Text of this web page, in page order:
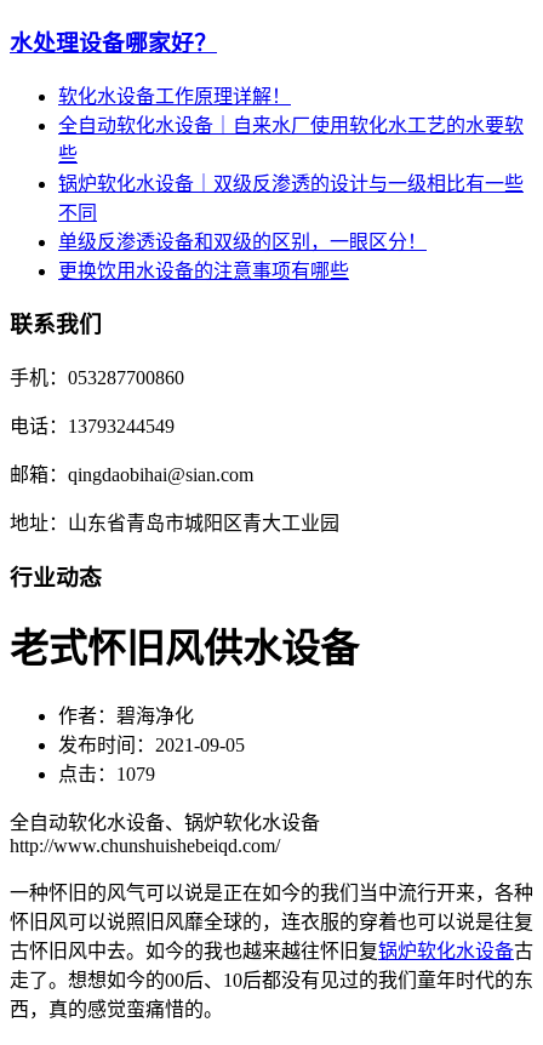
水处理设备哪家好？
软化水设备工作原理详解！
全自动软化水设备｜自来水厂使用软化水工艺的水要软
些
锅炉软化水设备｜双级反渗透的设计与一级相比有一些
不同
单级反渗透设备和双级的区别，一眼区分！
更换饮用水设备的注意事项有哪些
联系我们
手机：053287700860
电话：13793244549
邮箱：qingdaobihai@sian.com
地址：山东省青岛市城阳区青大工业园
行业动态
老式怀旧风供水设备
作者：碧海净化
发布时间：2021-09-05
点击：1079
全自动软化水设备、锅炉软化水设备
http://www.chunshuishebeiqd.com/
一种怀旧的风气可以说是正在如今的我们当中流行开来，各种
怀旧风可以说照旧风靡全球的，连衣服的穿着也可以说是往复
古怀旧风中去。如今的我也越来越往怀旧复锅炉软化水设备古
走了。想想如今的00后、10后都没有见过的我们童年时代的东
西，真的感觉蛮痛惜的。